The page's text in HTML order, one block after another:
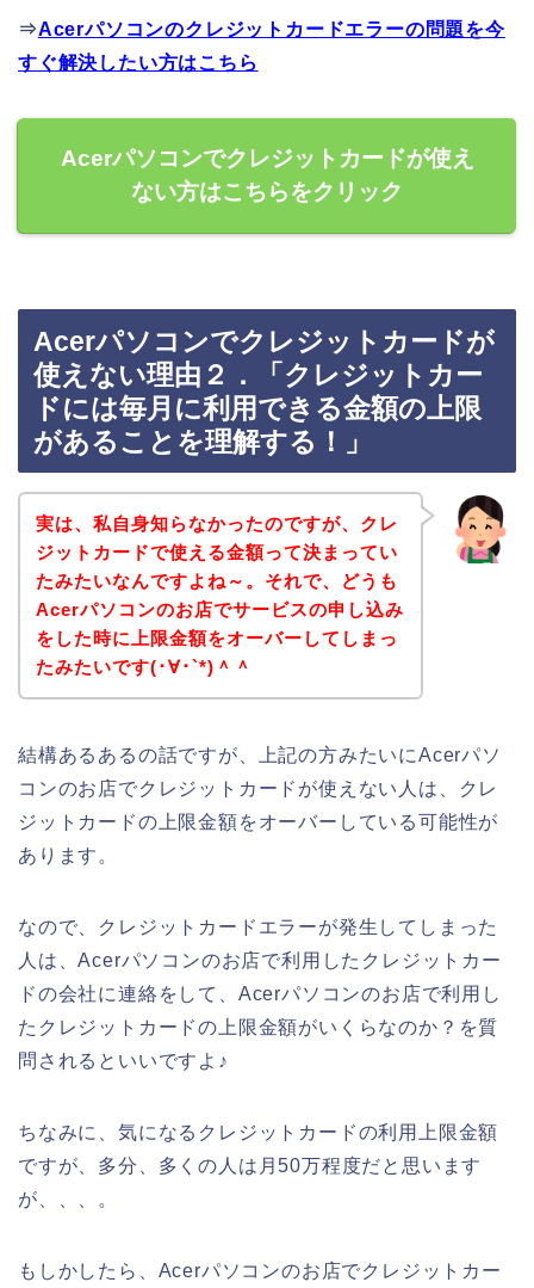
⇒Acerパソコンのクレジットカードエラーの問題を今
すぐ解決したい方はこちら
Acerパソコンでクレジットカードが使え
ない方はこちらをクリック
Acerパソコンでクレジットカードが
使えない理由２．「クレジットカー
ドには毎月に利用できる金額の上限
があることを理解する！」
実は、私自身知らなかったのですが、クレ
ジットカードで使える金額って決まってい
たみたいなんですよね～。それで、どうも
Acerパソコンのお店でサービスの申し込み
をした時に上限金額をオーバーしてしまっ
たみたいです(･∀･`*)＾＾
結構あるあるの話ですが、上記の方みたいにAcerパソ
コンのお店でクレジットカードが使えない人は、クレ
ジットカードの上限金額をオーバーしている可能性が
あります。
なので、クレジットカードエラーが発生してしまった
人は、Acerパソコンのお店で利用したクレジットカー
ドの会社に連絡をして、Acerパソコンのお店で利用し
たクレジットカードの上限金額がいくらなのか？を質
問されるといいですよ♪
ちなみに、気になるクレジットカードの利用上限金額
ですが、多分、多くの人は月50万程度だと思います
が、、、。
もしかしたら、Acerパソコンのお店でクレジットカー